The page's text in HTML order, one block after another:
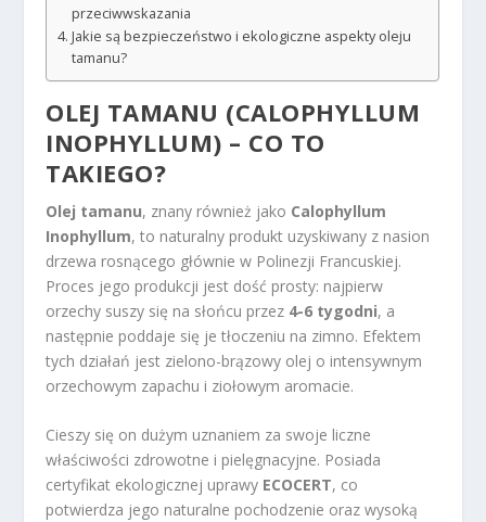
przeciwwskazania
Jakie są bezpieczeństwo i ekologiczne aspekty oleju
tamanu?
OLEJ TAMANU (CALOPHYLLUM
INOPHYLLUM) – CO TO
TAKIEGO?
Olej tamanu, znany również jako Calophyllum
Inophyllum, to naturalny produkt uzyskiwany z nasion
drzewa rosnącego głównie w Polinezji Francuskiej.
Proces jego produkcji jest dość prosty: najpierw
orzechy suszy się na słońcu przez 4-6 tygodni, a
następnie poddaje się je tłoczeniu na zimno. Efektem
tych działań jest zielono-brązowy olej o intensywnym
orzechowym zapachu i ziołowym aromacie.
Cieszy się on dużym uznaniem za swoje liczne
właściwości zdrowotne i pielęgnacyjne. Posiada
certyfikat ekologicznej uprawy ECOCERT, co
potwierdza jego naturalne pochodzenie oraz wysoką